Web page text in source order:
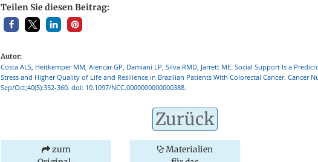
Teilen Sie diesen Beitrag:
Autor:
Costa ALS, Heitkemper MM, Alencar GP, Damiani LP, Silva RMD, Jarrett ME. Social Support Is a
Stress and Higher Quality of Life and Resilience in Brazilian Patients With Colorectal Cancer. Cancer
Sep/Oct;40(5):352-360. doi: 10.1097/NCC.0000000000000388.
Zurück
zum
Materialien